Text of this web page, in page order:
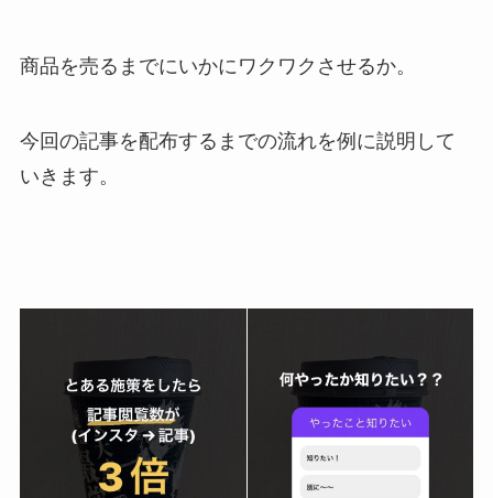
商品を売るまでにいかにワクワクさせるか。
今回の記事を配布するまでの流れを例に説明して
いきます。